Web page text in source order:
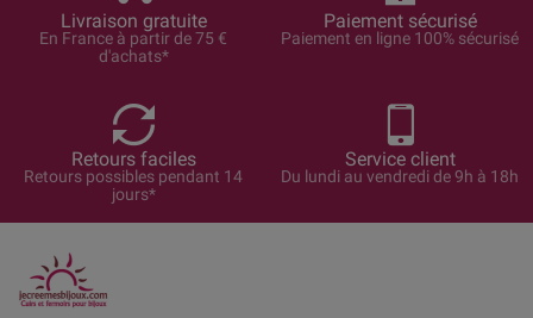
Livraison gratuite
En France à partir de 75 €
d'achats*
Paiement sécurisé
Paiement en ligne 100% sécurisé
Retours faciles
Retours possibles pendant 14
jours*
Service client
Du lundi au vendredi de 9h à 18h